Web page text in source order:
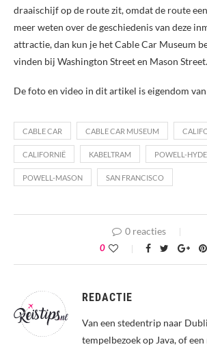
draaischijf op de route zit, omdat de route
meer weten over de geschiedenis van deze
attractie, dan kun je het Cable Car Museum
vinden bij Washington Street en Mason Street.
De foto en video in dit artikel is eigendom
CABLE CAR CABLE CAR MUSEUM
CALIFORNIË KABELTRAM POWELL-HYDE
POWELL-MASON SAN FRANCISCO
0 reacties
0
REDACTIE
Van een stedentrip naar
tempelbezoek op Java, of